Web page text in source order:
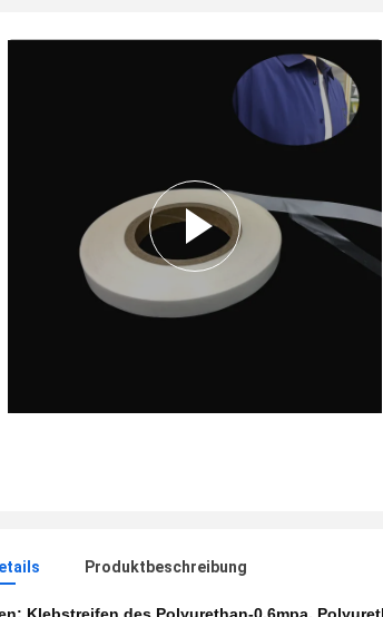
Produktbeschreibung